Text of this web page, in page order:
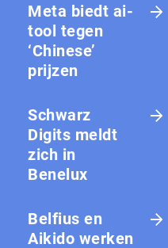
Meta biedt ai-
tool tegen
‘Chinese’
prijzen
Schwarz
Digits meldt
zich in
Benelux
Belfius en
Aikido werken